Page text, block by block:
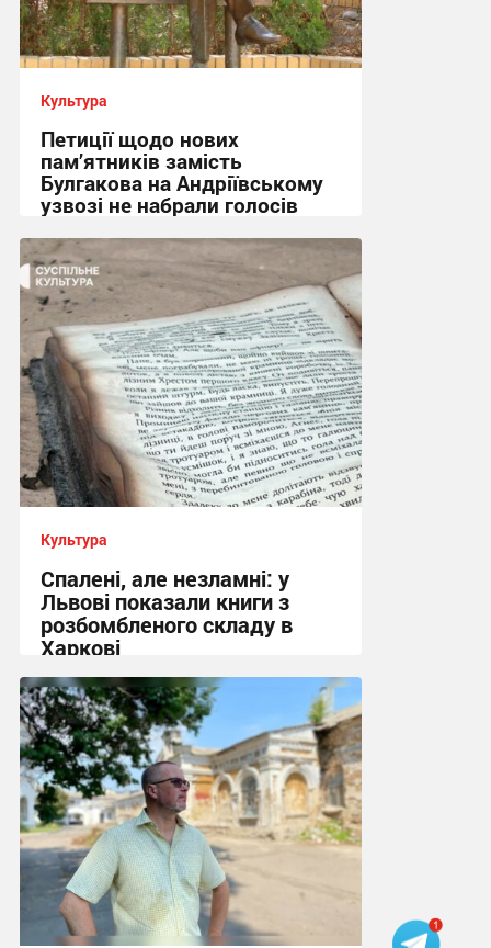
Культура
Петиції щодо нових
пам’ятників замість
Булгакова на Андріївському
узвозі не набрали голосів
12:03 сьогодні
Культура
Спалені, але незламні: у
Львові показали книги з
розбомбленого складу в
Харкові
22:33, 7.08.2026